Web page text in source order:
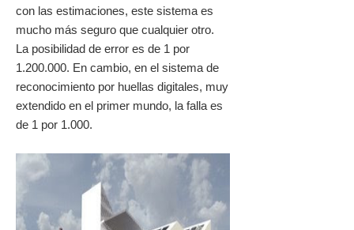
con las estimaciones, este sistema es
mucho más seguro que cualquier otro.
La posibilidad de error es de 1 por
1.200.000. En cambio, en el sistema de
reconocimiento por huellas digitales, muy
extendido en el primer mundo, la falla es
de 1 por 1.000.